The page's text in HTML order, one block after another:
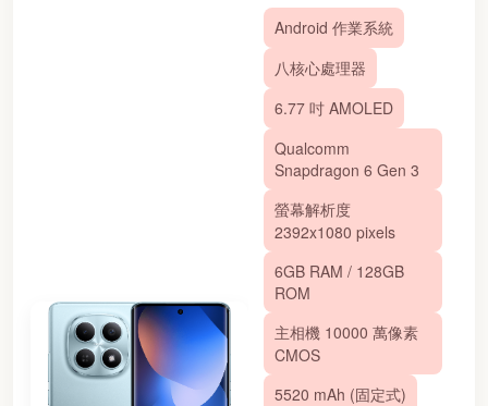
Android 作業系統
八核心處理器
6.77 吋 AMOLED
Qualcomm
Snapdragon 6 Gen 3
螢幕解析度
2392x1080 pixels
6GB RAM / 128GB
ROM
主相機 10000 萬像素
CMOS
5520 mAh (固定式)